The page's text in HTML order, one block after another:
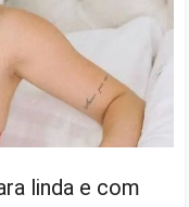
linda e com